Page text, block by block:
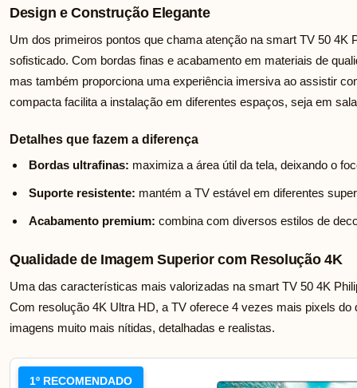
Design e Construção Elegante
Um dos primeiros pontos que chama atenção na smart TV 50 4K
sofisticado. Com bordas finas e acabamento em materiais de
mas também proporciona uma experiência imersiva ao assistir
compacta facilita a instalação em diferentes espaços, seja em
Detalhes que fazem a diferença
Bordas ultrafinas: maximiza a área útil da tela, deixando o
Suporte resistente: mantém a TV estável em diferentes
Acabamento premium: combina com diversos estilos de
Qualidade de Imagem Superior com Resolução 4K
Uma das características mais valorizadas na smart TV 50 4K
Com resolução 4K Ultra HD, a TV oferece 4 vezes mais pixels do
imagens muito mais nítidas, detalhadas e realistas.
1º RECOMENDADO